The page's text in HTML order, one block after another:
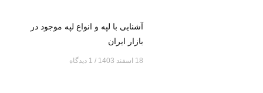
آشنایی با لپه و انواع لپه موجود در
بازار ایران
18 اسفند 1403